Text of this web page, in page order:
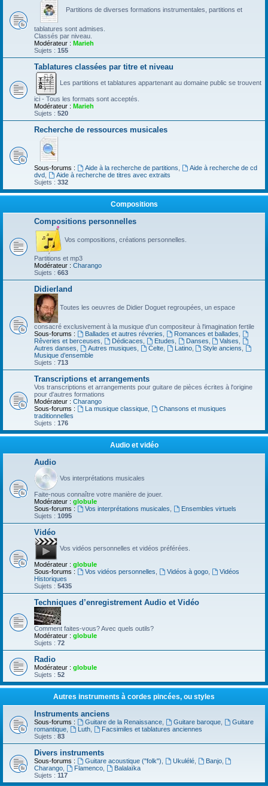
Partitions de diverses formations instrumentales, partitions et
tablatures sont admises.
Classés par niveau.
Modérateur : Marieh
Sujets : 155
Tablatures classées par titre et niveau
Les partitions et tablatures appartenant au domaine public se trouvent
ici - Tous les formats sont acceptés.
Modérateur : Marieh
Sujets : 520
Recherche de ressources musicales
Sous-forums : Aide à la recherche de partitions
Aide à recherche de cd
dvd
Aide à recherche de titres avec extraits
Sujets : 332
Compositions
Compositions personnelles
Vos compositions, créations personnelles.
Partitions et mp3
Modérateur : Charango
Sujets : 663
Didierland
Toutes les oeuvres de Didier Doguet regroupées, un espace
consacré exclusivement à la musique d'un compositeur à l'imagination fertile
Sous-forums :
Ballades et autres réveries Romances et ballades
Rêveries et berceuses
Dédicaces Etudes Danses Valses
Autres danses
Autres musiques Celte, Latino, Style anciens
Musique d’ensemble
Sujets : 713
Transcriptions et arrangements
Vos transcriptions et arrangements pour guitare de pièces écrites à l'origine
pour d'autres formations
Modérateur : Charango
Sous-forums :
La musique classique,
Chansons et musiques
traditionnelles
Sujets : 176
Audio et vidéo
Audio
Vos interprétations musicales
Faite-nous connaître votre manière de jouer.
Modérateur : globule
Sous-forums :
Vos interprétations musicales
Ensembles virtuels
Sujets : 1095
Vidéo
Vos vidéos personnelles et vidéos préférées.
Modérateur : globule
Sous-forums :
Vos vidéos personnelles Vidéos à gogo,
Vidéos
Historiques
Sujets : 5435
Techniques d’enregistrement Audio et Vidéo
Comment faites-vous? Avec quels outils?
Modérateur : globule
Sujets : 72
Radio
Modérateur : globule
Sujets : 52
Autres instruments à cordes pincées, ou styles
Instruments anciens
Sous-forums : Guitare de la Renaissance, Guitare baroque,
Guitare
romantique
Luth,
Facsimiles et tablatures anciennes
Sujets : 83
Divers instruments
Sous-forums : Guitare acoustique ("folk") Ukulélé, Banjo,
Charango
Flamenco,
Balalaïka
Sujets : 117